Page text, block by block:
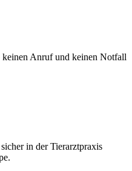
Anruf und keinen Notfall
in der Tierarztpraxis